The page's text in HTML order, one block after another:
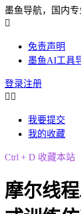
墨鱼导航，国内

免责声明
墨鱼AI工具
登录注册
 
我要提交
我的收藏
Ctrl + D 收藏本站
摩尔线